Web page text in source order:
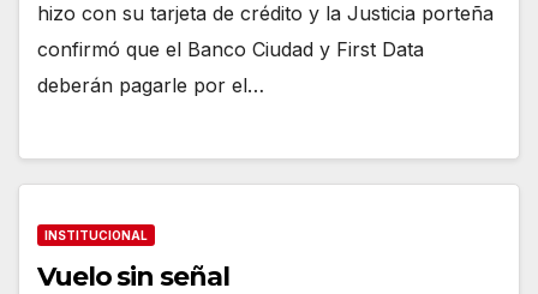
hizo con su tarjeta de crédito y la Justicia porteña
confirmó que el Banco Ciudad y First Data
deberán pagarle por el…
INSTITUCIONAL
Vuelo sin señal